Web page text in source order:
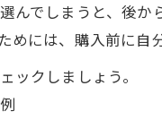
んでしまうと、後
めには、購入前に
ックしましょう。